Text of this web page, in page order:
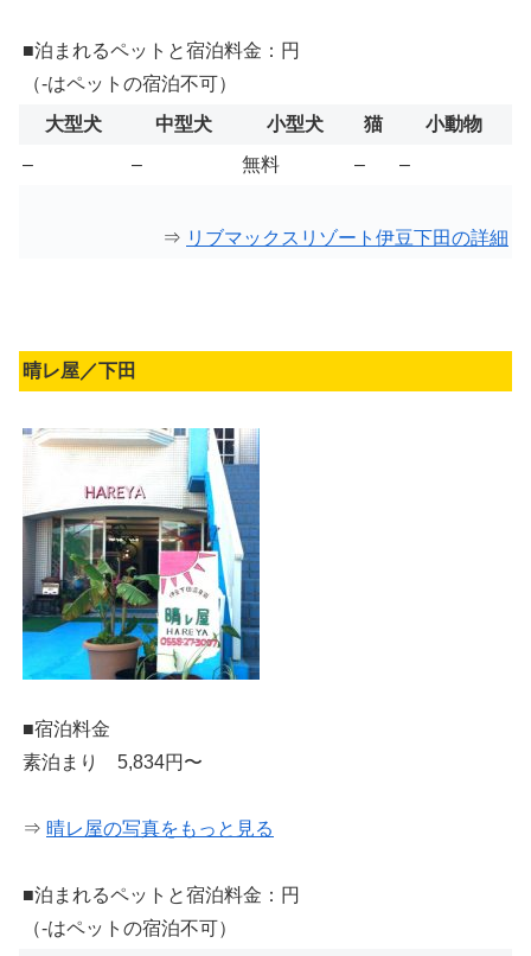
■泊まれるペットと宿泊料金：円
（-はペットの宿泊不可）
大型犬
中型犬 小型犬 猫
小動物
–
– 無料 – –
⇒ リブマックスリゾート伊豆下田の詳細
晴レ屋／下田
■宿泊料金
素泊まり 5,834円〜
⇒ 晴レ屋の写真をもっと見る
■泊まれるペットと宿泊料金：円
（-はペットの宿泊不可）